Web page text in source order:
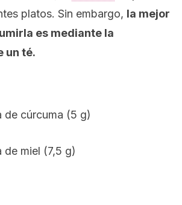
platos. Sin embargo, la mejor
es mediante la
un té.
de cúrcuma (5 g)
de miel (7,5 g)